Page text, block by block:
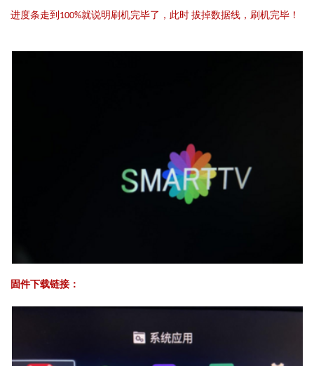
进度条走到100%就说明刷机完毕了，此时 拔掉数据线，刷机完毕！
固件下载链接：